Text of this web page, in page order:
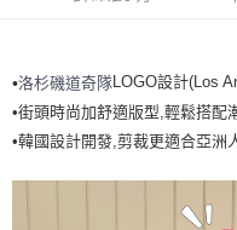
全家取貨付款<未取貨列黑名
全家取貨<不支援離島取退>
每筆NT$60，滿NT$499(含
每筆NT$60，滿NT$499(含
•洛杉磯道奇隊LOGO設計(Los
•街頭時尚加舒適版型,輕鬆搭配
•韓國設計開發,剪裁更適合亞洲